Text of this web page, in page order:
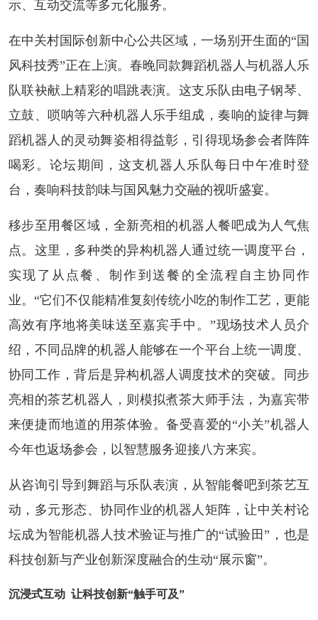
示、互动交流等多元化服务。
在中关村国际创新中心公共区域，一场别开生面的“国
风科技秀”正在上演。春晚同款舞蹈机器人与机器人乐
队联袂献上精彩的唱跳表演。这支乐队由电子钢琴、
立鼓、唢呐等六种机器人乐手组成，奏响的旋律与舞
蹈机器人的灵动舞姿相得益彰，引得现场参会者阵阵
喝彩。论坛期间，这支机器人乐队每日中午准时登
台，奏响科技韵味与国风魅力交融的视听盛宴。
移步至用餐区域，全新亮相的机器人餐吧成为人气焦
点。这里，多种类的异构机器人通过统一调度平台，
实现了从点餐、制作到送餐的全流程自主协同作
业。“它们不仅能精准复刻传统小吃的制作工艺，更能
高效有序地将美味送至嘉宾手中。”现场技术人员介
绍，不同品牌的机器人能够在一个平台上统一调度、
协同工作，背后是异构机器人调度技术的突破。同步
亮相的茶艺机器人，则模拟煮茶大师手法，为嘉宾带
来便捷而地道的用茶体验。备受喜爱的“小关”机器人
今年也返场参会，以智慧服务迎接八方来宾。
从咨询引导到舞蹈与乐队表演，从智能餐吧到茶艺互
动，多元形态、协同作业的机器人矩阵，让中关村论
坛成为智能机器人技术验证与推广的“试验田”，也是
科技创新与产业创新深度融合的生动“展示窗”。
沉浸式互动 让科技创新“触手可及”